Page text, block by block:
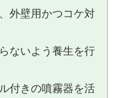
外壁用かつコケ対
ないよう養生を行
付きの噴霧器を活